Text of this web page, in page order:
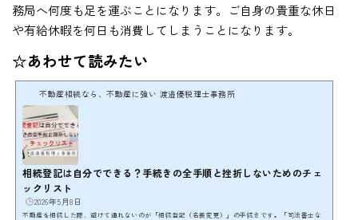
務局へ何度も足を運ぶことになります。ご自身の貴重な休日
や有給休暇を何日も消費してしまうことになります。
☆あわせて読みたい
不動産相続なら、不動産に強い 渡邉優税理士事務所
相続登記は自分でできる？手続きの全手順と挫折しないためのチェ
ックリスト
2026年5月8日
不動産を相続した際、避けて通れないのが「相続登記（名義変更）」の手続きです。「司法書士な